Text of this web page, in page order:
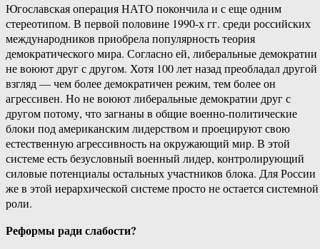
Югославская операция НАТО покончила и с еще одним
стереотипом. В первой половине 1990-х гг. среди российских
международников приобрела популярность теория
демократического мира. Согласно ей, либеральные демократии
не воюют друг с другом. Хотя 100 лет назад преобладал другой
взгляд — чем более демократичен режим, тем более он
агрессивен. Но не воюют либеральные демократии друг с
другом потому, что загнаны в общие военно-политические
блоки под американским лидерством и проецируют свою
естественную агрессивность на окружающий мир. В этой
системе есть безусловный военный лидер, контролирующий
силовые потенциалы остальных участников блока. Для России
же в этой иерархической системе просто не остается системной
роли.
Реформы ради слабости?